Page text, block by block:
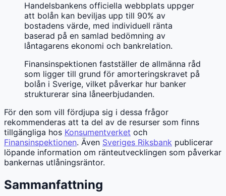
Handelsbankens officiella webbplats uppger
att bolån kan beviljas upp till 90% av
bostadens värde, med individuell ränta
baserad på en samlad bedömning av
låntagarens ekonomi och bankrelation.
Finansinspektionen fastställer de allmänna råd
som ligger till grund för amorteringskravet på
bolån i Sverige, vilket påverkar hur banker
strukturerar sina låneerbjudanden.
För den som vill fördjupa sig i dessa frågor
rekommenderas att ta del av de resurser som finns
tillgängliga hos Konsumentverket och
Finansinspektionen. Även Sveriges Riksbank publicerar
löpande information om ränteutvecklingen som påverkar
bankernas utlåningsräntor.
Sammanfattning